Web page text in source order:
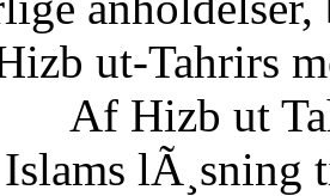
ut-Tahrirs
Af Hizb ut
Islams lÃ¸sning